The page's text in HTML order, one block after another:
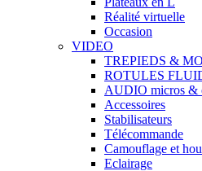
Réalité virtuelle
Occasion
VIDEO
TREPIEDS &
ROTULES
AUDIO micros &
Accessoires
Stabilisateurs
Télécommande
Camouflage et
Eclairage